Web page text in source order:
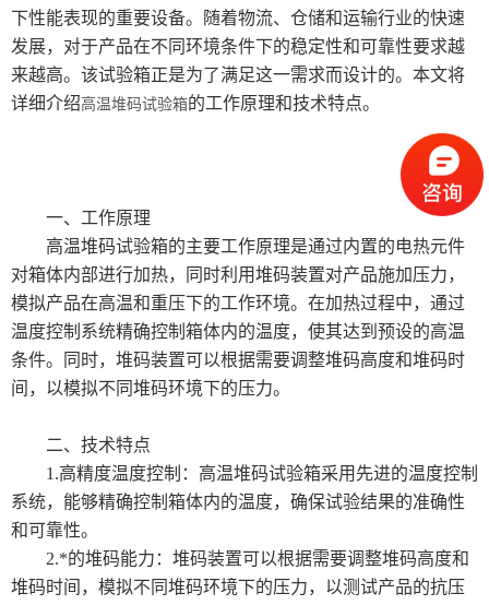
ibc振动试验
低温冷冻处理调节箱
环境试验箱
口罩检测设备
气雾罐检测设备
IP防水
下性能表现的重要设备。随着物流、仓储和运输行业的快速
发展，对于产品在不同环境条件下的稳定性和可靠性要求越
来越高。该试验箱正是为了满足这一需求而设计的。本文将
详细介绍高温堆码试验箱的工作原理和技术特点。
一、工作原理
高温堆码试验箱的主要工作原理是通过内置的电热元件
对箱体内部进行加热，同时利用堆码装置对产品施加压力，
模拟产品在高温和重压下的工作环境。在加热过程中，通过
温度控制系统精确控制箱体内的温度，使其达到预设的高温
条件。同时，堆码装置可以根据需要调整堆码高度和堆码时
间，以模拟不同堆码环境下的压力。
二、技术特点
1.高精度温度控制：高温堆码试验箱采用先进的温度控制
系统，能够精确控制箱体内的温度，确保试验结果的准确性
和可靠性。
2.*的堆码能力：堆码装置可以根据需要调整堆码高度和
堆码时间，模拟不同堆码环境下的压力，以测试产品的抗压